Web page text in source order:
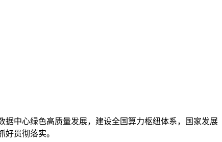
中心绿色高质量发展，建设全国算力枢纽体系，国家发展
贯彻落实。